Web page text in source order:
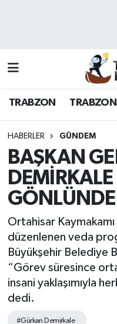
TRABZON
HABERLER GÜNDEM
BAŞKAN
Ortahisar
düzenlenen veda
Büyükşehir Belediye
“Görev süresince
insani yaklaşımıyla
dedi.
#Gürkan Demirkale
Hava Durumu
Namaz Vakitleri
Trafik Durumu
Süper Lig Puan
Tüm Manşetler
Son Dakika
Haber Arşivi